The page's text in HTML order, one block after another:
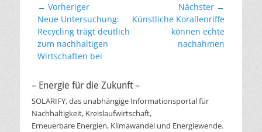
Beitragsnavigation
← Vorheriger
Vorheriger
Beitrag:
Neue Untersuchung:
Recycling trägt deutlich
zum nachhaltigen
Wirtschaften bei
Nächster →
Nächster
Künstliche Korallenriffe
können echte
nachahmen
– Energie für die Zukunft –
SOLARIFY, das unabhängige Informationsportal für
Nachhaltigkeit, Kreislaufwirtschaft,
Erneuerbare Energien, Klimawandel und Energiewende.